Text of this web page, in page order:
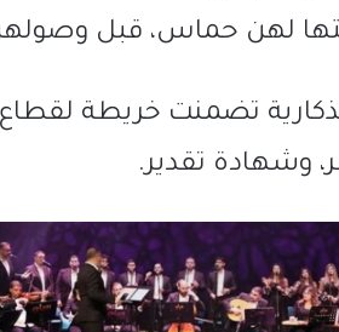
لهن حماس، قبل
تضمنت خريطة
وشهادة تقدير.